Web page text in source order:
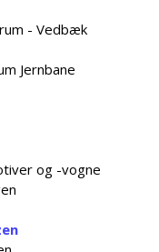
- Vedbæk
Jernbane
og -vogne